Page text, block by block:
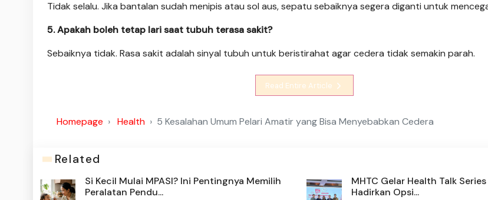
Tidak selalu. Jika bantalan sudah menipis atau sol aus, sepatu sebaiknya segera diganti untuk
5. Apakah boleh tetap lari saat tubuh terasa sakit?
Sebaiknya tidak. Rasa sakit adalah sinyal tubuh untuk beristirahat agar cedera tidak semakin parah.
Read Entire Article
Homepage Health 5 Kesalahan Umum Pelari Amatir yang Bisa Menyebabkan Cedera
Related
Si Kecil Mulai MPASI? Ini Pentingnya Memilih
Peralatan Pendu...
MHTC Gelar Health Talk
Hadirkan Opsi...